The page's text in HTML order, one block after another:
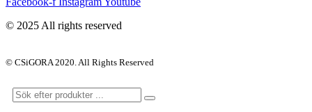
© 2025 All rights reserved
© CSiGORA 2020. All Rights Reserved